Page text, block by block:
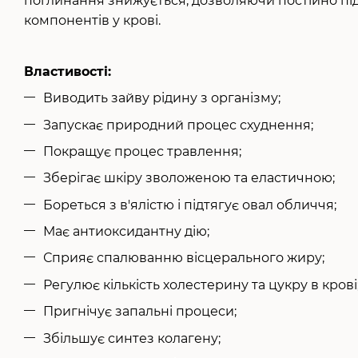
компонентів у крові.
Властивості:
Виводить зайву рідину з організму;
Запускає природний процес схуднення;
Покращує процес травлення;
Зберігає шкіру зволоженою та еластичною;
Бореться з в'ялістю і підтягує овал обличчя;
Має антиоксидантну дію;
Сприяє спалюванню вісцерального жиру;
Регулює кількість холестерину та цукру в
Пригнічує запальні процеси;
Збільшує синтез колагену;